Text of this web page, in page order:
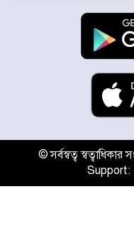
© সর্বস্বত্ব
Support: